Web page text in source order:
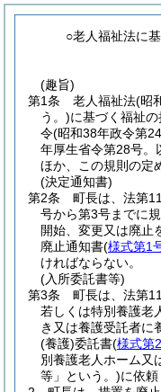
○老人福祉法に
(趣旨)
第1条
老人福祉法(昭
う。)に基づく福祉
令(昭和38年政令第
年厚生省令第28号。
ほか、この規則の定
(決定通知書)
第2条
町長は、法第
号から第3号までに
開始、変更又は廃止
廃止通知書(様式第1
ければならない。
(入所委託書等)
第3条
町長は、法第
若しくは特別養護老
き又は養護受託者に
(養護)委託書(様式第
別養護老人ホーム又
等」という。)に依頼